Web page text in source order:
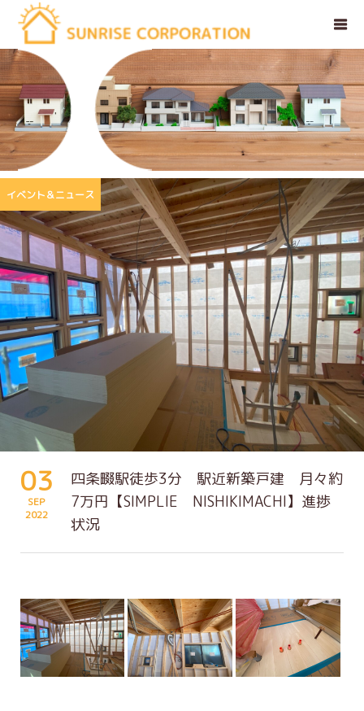
イベント＆ニュース
03
SEP
2022
四条畷駅徒歩3分 駅近新築戸建 月々約
7万円【SIMPLIE NISHIKIMACHI】進捗
状況